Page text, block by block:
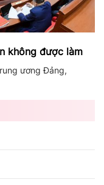
không được làm
ương Đảng,